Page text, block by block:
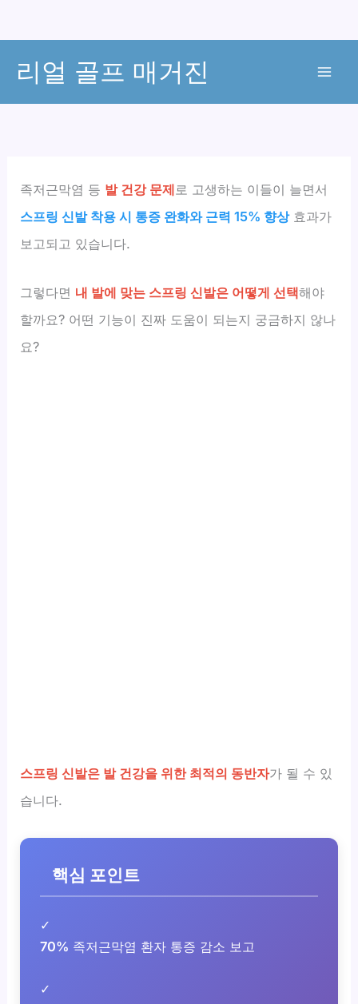
리얼 골프 매거진
족저근막염 등 발 건강 문제로 고생하는 이들이 늘면서
스프링 신발 착용 시 통증 완화와 근력 15% 향상효과가
보고되고 있습니다.
그렇다면 내 발에 맞는 스프링 신발은 어떻게 선택해야
할까요? 어떤 기능이 진짜 도움이 되는지 궁금하지 않나
요?
스프링 신발은 발 건강을 위한 최적의 동반자가 될 수 있
습니다.
핵심 포인트
✓
70% 족저근막염 환자 통증 감소 보고
✓